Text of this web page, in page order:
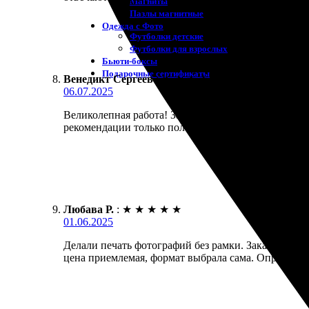
Пазлы магнитные
Одежда с Фото
Футболки детские
Футболки для взрослых
Бьюти-боксы
Подарочные сертификаты
Венедикт Сергеев : ★ ★ ★ ★
06.07.2025
Великолепная работа! Заказал печать
рекомендации только положительные!
Любава Р. : ★ ★ ★ ★ ★
01.06.2025
Делали печать фотографий без рамки. Заказала
цена приемлемая, формат выбрала сама.